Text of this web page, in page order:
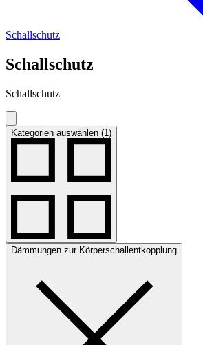
Schallschutz
Schallschutz
Schallschutz
Kategorien auswählen (1)
Dämmungen zur Körperschallentkopplung